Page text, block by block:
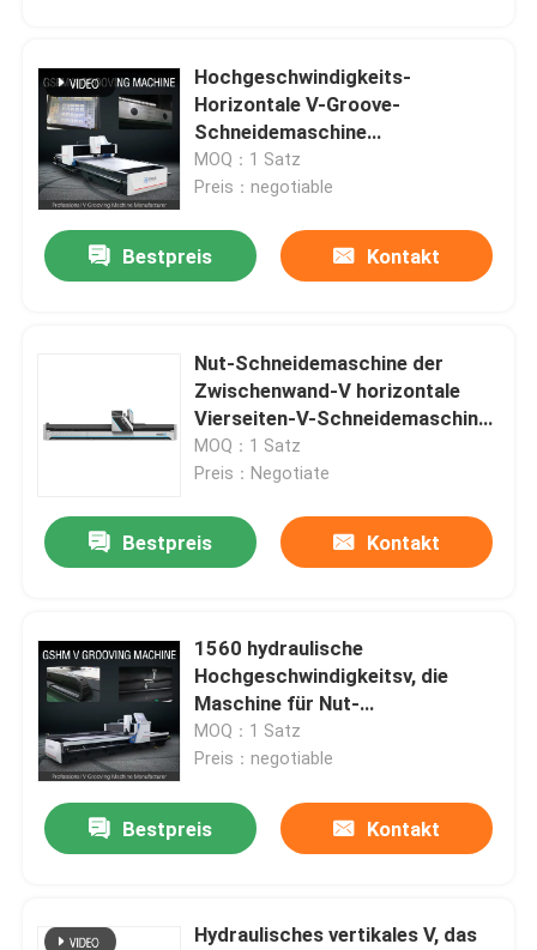
Hochgeschwindigkeits-
Horizontale V-Groove-
Schneidemaschine
5900×2000×1550 mm für
Metallplatten
MOQ：1 Satz
Preis：negotiable
Bestpreis Kontakt
Nut-Schneidemaschine der
Zwischenwand-V horizontale
Vierseiten-V-Schneidemaschine
für Kästen
MOQ：1 Satz
Preis：Negotiate
Bestpreis Kontakt
1560 hydraulische
Hochgeschwindigkeitsv, die
Maschine für Nut-
Schneidemaschine des Metallv
fugen
MOQ：1 Satz
Preis：negotiable
Bestpreis Kontakt
Hydraulisches vertikales V, das